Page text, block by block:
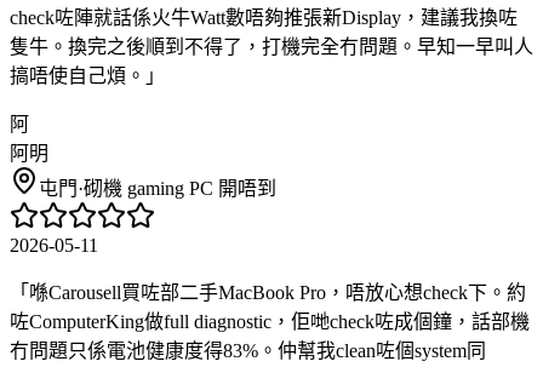
check咗陣就話係火牛Watt數唔夠推張新Display，建議我換咗
隻牛。換完之後順到不得了，打機完全冇問題。早知一早叫人
搞唔使自己煩。 」
阿
阿明
屯門·砌機 gaming PC 開唔到
2026-05-11
「 喺Carousell買咗部二手MacBook Pro，唔放心想check下。約
咗ComputerKing做full diagnostic，佢哋check咗成個鐘，話部機
冇問題只係電池健康度得83%。仲幫我clean咗個system同